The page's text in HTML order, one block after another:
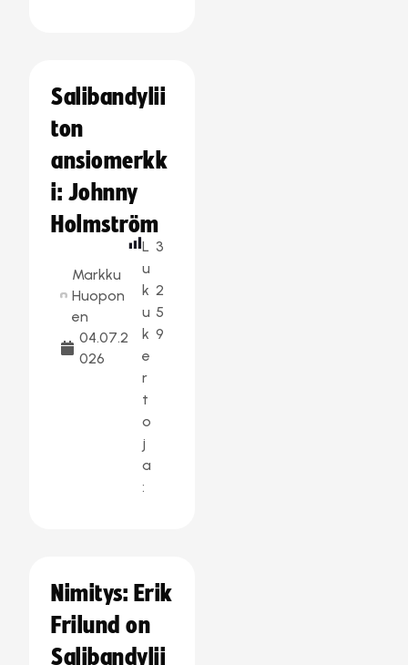
Salibandylii
ton
ansiomerkk
i: Johnny
Holmström
Markku
Huopon
en
04.07.2
026
L
u
k
u
k
e
r
t
o
j
a
:
3
2
5
9
Nimitys: Erik
Frilund on
Salibandylii